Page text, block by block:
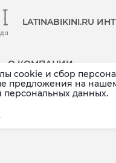
LATINABIKINI.RU
О КОМПАНИИ
Реквизиты
Контакты
cookie и сбор
предложения на
персональных данных.